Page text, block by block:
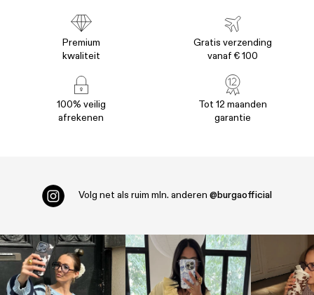
Premium
kwaliteit
Gratis verzending
vanaf € 100
100% veilig
afrekenen
Tot 12 maanden
garantie
Volg net als ruim mln. anderen @burgaofficial